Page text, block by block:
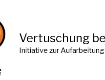
Vertuschung
Initiative zur